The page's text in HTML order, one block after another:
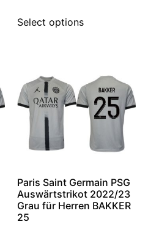
Select options
Paris Saint Germain PSG
Auswärtstrikot 2022/23
Grau für Herren BAKKER
25